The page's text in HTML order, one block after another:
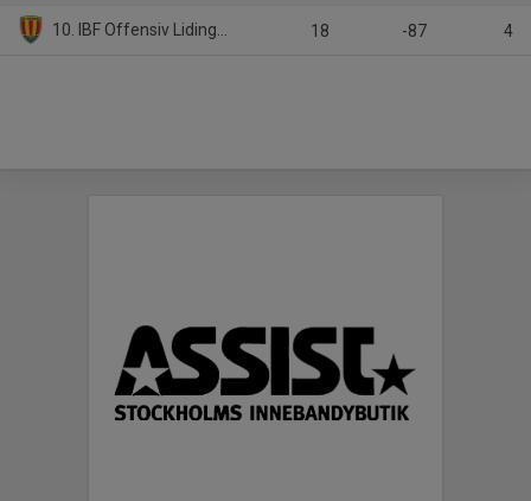
10. IBF Offensiv Lidingö/Djurgårdens IF IBS 18 -87 4